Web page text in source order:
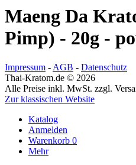
Maeng Da
Pimp) - 20g -
Impressum - AGB - Datenschutz
Thai-Kratom.de © 2026
Alle Preise inkl. MwSt. zzgl.
Zur klassischen Website
Katalog
Anmelden
Warenkorb 0
Mehr